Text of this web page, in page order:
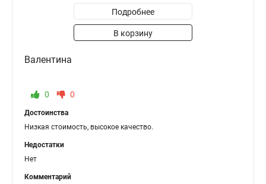
Подробнее
В корзину
Валентина
0 0
Достоинства
Низкая стоимость, высокое качество.
Недостатки
Нет
Комментарий